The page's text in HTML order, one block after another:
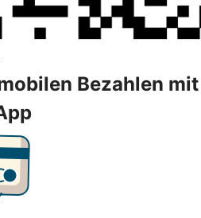
Bezahlen mit